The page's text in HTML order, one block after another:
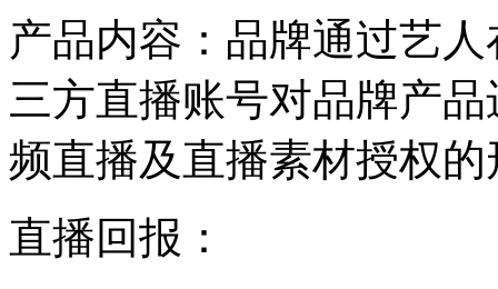
产品内容：品牌通过艺
三方直播账号对品牌产
频直播及直播素材授权
直播回报：